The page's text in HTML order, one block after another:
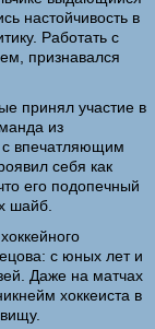
настойчивость в
Работать с
признавался
принял участие в
из
с впечатляющим
себя как
его подопечный
шайб.
с юных лет и
Даже на матчах
хоккеиста в